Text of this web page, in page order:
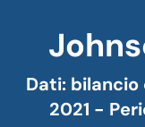
Dati: bilancio
2021 -